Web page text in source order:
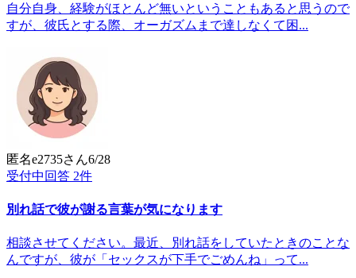
自分自身、経験がほとんど無いということもあると思うので
すが、彼氏とする際、オーガズムまで達しなくて困...
匿名e2735さん6/28
受付中 回答 2件
別れ話で彼が謝る言葉が気になります
相談させてください。最近、別れ話をしていたときのことな
んですが、彼が「セックスが下手でごめんね」って...